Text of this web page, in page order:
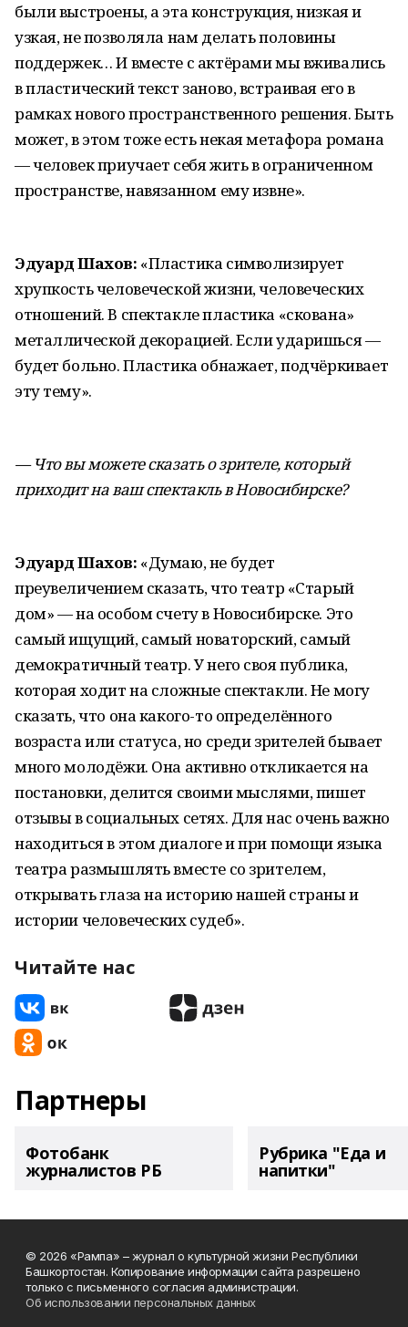
были выстроены, а эта конструкция, низкая и
узкая, не позволяла нам делать половины
поддержек… И вместе с актёрами мы вживались
в пластический текст заново, встраивая его в
рамках нового пространственного решения. Быть
может, в этом тоже есть некая метафора романа
— человек приучает себя жить в ограниченном
пространстве, навязанном ему извне».
Эдуард Шахов: «Пластика символизирует
хрупкость человеческой жизни, человеческих
отношений. В спектакле пластика «скована»
металлической декорацией. Если ударишься —
будет больно. Пластика обнажает, подчёркивает
эту тему».
— Что вы можете сказать о зрителе, который
приходит на ваш спектакль в Новосибирске?
Эдуард Шахов: «Думаю, не будет
преувеличением сказать, что театр «Старый
дом» — на особом счету в Новосибирске. Это
самый ищущий, самый новаторский, самый
демократичный театр. У него своя публика,
которая ходит на сложные спектакли. Не могу
сказать, что она какого-то определённого
возраста или статуса, но среди зрителей бывает
много молодёжи. Она активно откликается на
постановки, делится своими мыслями, пишет
отзывы в социальных сетях. Для нас очень важно
находиться в этом диалоге и при помощи языка
театра размышлять вместе со зрителем,
открывать глаза на историю нашей страны и
истории человеческих судеб».
Читайте нас
Партнеры
Фотобанк
журналистов РБ
Рубрика "Еда и
напитки"
© 2026 «Рампа» – журнал о культурной жизни Республики
Башкортостан. Копирование информации сайта разрешено
только с письменного согласия администрации.
Об использовании персональных данных